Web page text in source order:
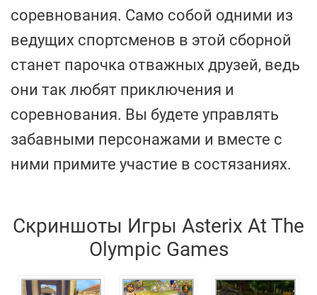
соревнования. Само собой одними из
ведущих спортсменов в этой сборной
станет парочка отважных друзей, ведь
они так любят приключения и
соревнования. Вы будете управлять
забавными персонажами и вместе с
ними примите участие в состязаниях.
Скриншоты Игры Asterix At The
Olympic Games